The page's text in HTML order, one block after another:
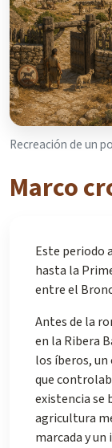
Recreación de un
Marco
Este periodo
hasta la
entre el
Antes de la
en la Ribera
los íberos, un
que
existencia se
agricultura
marcada y